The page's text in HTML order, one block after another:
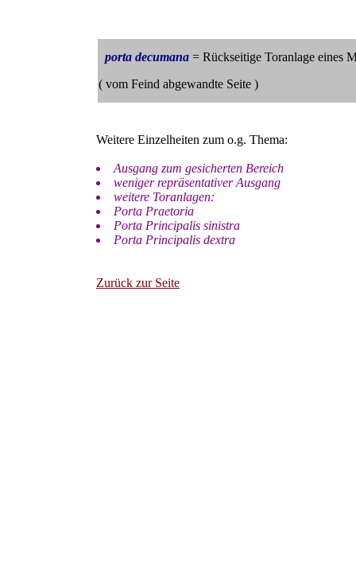
porta decumana = Rückseitige Toranlage eines
( vom Feind abgewandte Seite )
Weitere Einzelheiten zum o.g. Thema:
Ausgang zum gesicherten Bereich
weniger repräsentativer Ausgang
weitere Toranlagen:
Porta Praetoria
Porta Principalis sinistra
Porta Principalis dextra
Zurück zur Seite